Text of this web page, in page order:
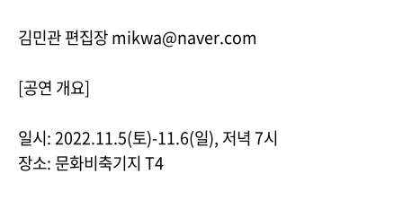
김민관 편집장 mikwa@naver.com
[공연 개요]
일시: 2022.11.5(토)-11.6(일), 저녁 7시
장소: 문화비축기지 T4